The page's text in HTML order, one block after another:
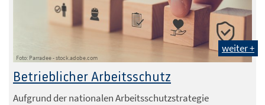
Foto: Parradee - stock.adobe.com
weiter +
Betrieblicher Arbeitsschutz
Aufgrund der nationalen Arbeitsschutzstrategie